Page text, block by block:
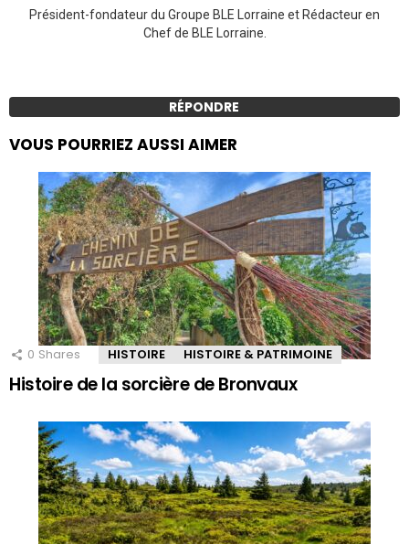
Président-fondateur du Groupe BLE Lorraine et Rédacteur en
Chef de BLE Lorraine.
RÉPONDRE
VOUS POURRIEZ AUSSI AIMER
0 Shares HISTOIRE HISTOIRE & PATRIMOINE
Histoire de la sorcière de Bronvaux